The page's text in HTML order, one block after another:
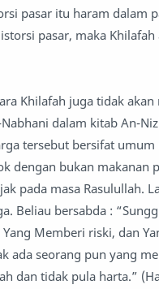
pasar itu haram dalam
pasar, maka
Khilafah juga tidak
dalam kitab An-
tersebut bersifat
dengan bukan makanan
pada masa Rasulullah.
Beliau bersabda :
Memberi riski, dan
ada seorang pun yang
dan tidak pula harta.”